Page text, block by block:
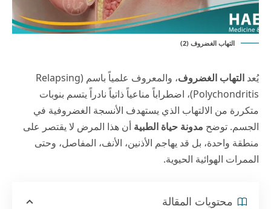
التهاب الغضروف (2)
يُعد التهاب الغضروف
، والمعروف علمياً باسم (Relapsing
Polychondritis)، اضطراباً مناعياً ذاتياً نادراً يتسم بنوبات
متكررة من الالتهاب الذي يستهدف الأنسجة الغضروفية في
الجسم. توضح مدونة حياة الطبية أن هذا المرض لا يقتصر على
منطقة واحدة، بل قد يهاجم الأذنين، الأنف، المفاصل، وحتى
الممرات الهوائية الحيوية.
محتويات المقالة